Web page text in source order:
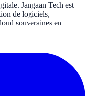
Jangaan Tech est
de logiciels,
souveraines en